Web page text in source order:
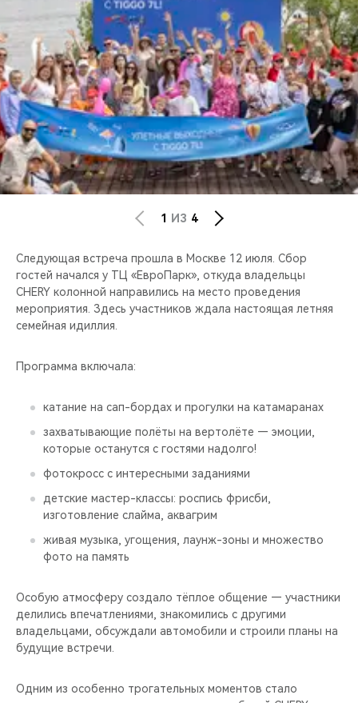
1 ИЗ 4
Следующая встреча прошла в Москве 12 июля. Сбор
гостей начался у ТЦ «ЕвроПарк», откуда владельцы
CHERY колонной направились на место проведения
мероприятия. Здесь участников ждала настоящая летняя
семейная идиллия.
Программа включала:
катание на сап-бордах и прогулки на катамаранах
захватывающие полёты на вертолёте — эмоции,
которые останутся с гостями надолго!
фотокросс с интересными заданиями
детские мастер-классы: роспись фрисби,
изготовление слайма, аквагрим
живая музыка, угощения, лаунж-зоны и множество
фото на память
Особую атмосферу создало тёплое общение — участники
делились впечатлениями, знакомились с другими
владельцами, обсуждали автомобили и строили планы на
будущие встречи.
Одним из особенно трогательных моментов стало